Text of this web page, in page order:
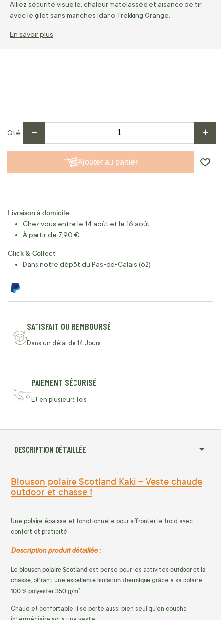
Alliez sécurité visuelle, chaleur matelassée et aisance de tir
avec le gilet sans manches Idaho Trekking Orange.
En savoir plus
Qté − +
Ajouter au panier
Livraison à domicile
Chez vous entre le 14 août et le 16 août
À partir de 7,90 €
Click & Collect
Dans notre dépôt du Pas-de-Calais (62)
SATISFAIT OU REMBOURSÉ
Dans un délai de 14 Jours
PAIEMENT SÉCURISÉ
Et en plusieurs fois
DESCRIPTION DÉTAILLÉE
Blouson polaire Scotland Kaki – Veste chaude
outdoor et chasse !
Une polaire épaisse et fonctionnelle pour affronter le froid avec
confort et praticité.
Description produit détaillée :
Le blouson polaire Scotland est pensé pour les activités outdoor et la
chasse , offrant une excellente isolation thermique grâce à sa polaire
100 % polyester 350 g/m²
Chaud et confortable, il se porte aussi bien seul qu’en couche